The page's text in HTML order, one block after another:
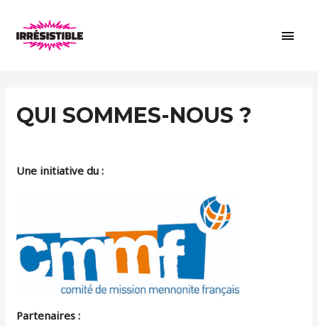
QUI SOMMES-NOUS ?
Une initiative du :
Partenaires :